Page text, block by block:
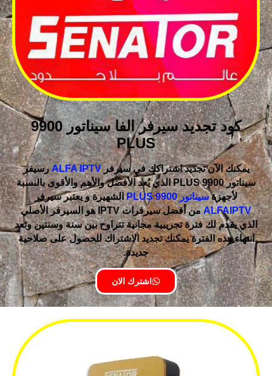
كود تجديد سيرفر الفا سيناتور 9900
PLUS
يمكنك الآن تجديد اشتراكك في سيرفرALFA IPTVرسيفر
سيناتور 9900 PLUS الذي يُعد الأفضل والأهم والأقوى بالنسبة
لأجهزةسيناتور 9900 PLUS
الشهيرة و يعتبر سيرفر
ALFAIPTV
من أفضل سيرفرات IPTV هو السيرفر الأصلي
الذي يقدم لك فترة تجريبية مجانية تتراوح بين سنة وسنتين وبعد
انتهاء هذه الفترة يمكنك تجديد الاشتراك للحصول على صلاحية
جديدة.
اشترك الان